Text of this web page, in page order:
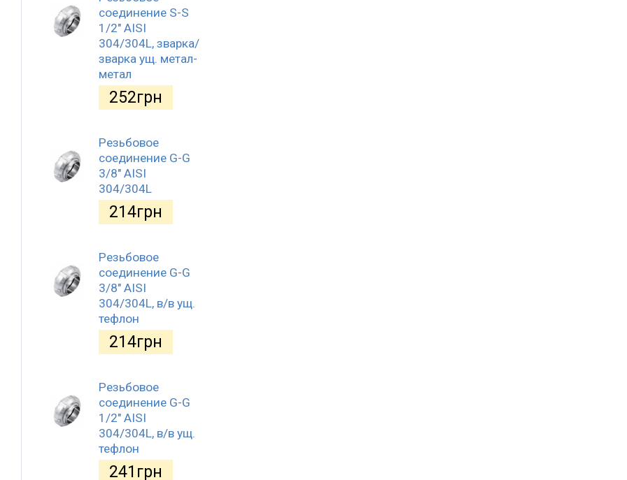
соединение S-S
1/2" AISI
304/304L, зварка/
зварка ущ. метал-
метал
252грн
Резьбовое
соединение G-G
3/8" AISI
304/304L
214грн
Резьбовое
соединение G-G
3/8" AISI
304/304L, в/в ущ.
тефлон
214грн
Резьбовое
соединение G-G
1/2" AISI
304/304L, в/в ущ.
тефлон
241 грн